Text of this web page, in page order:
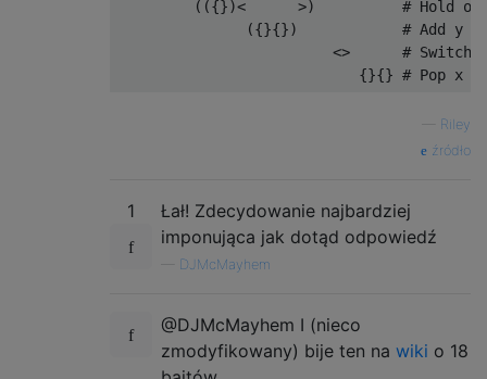
(({})<      >)          # Hold
({}{})            # Add y
<>      # Switch
Riley
źródło
1
Łał! Zdecydowanie najbardziej
imponująca jak dotąd odpowiedź
DJMcMayhem
@DJMcMayhem I (nieco
zmodyfikowany) bije ten na wiki o 18